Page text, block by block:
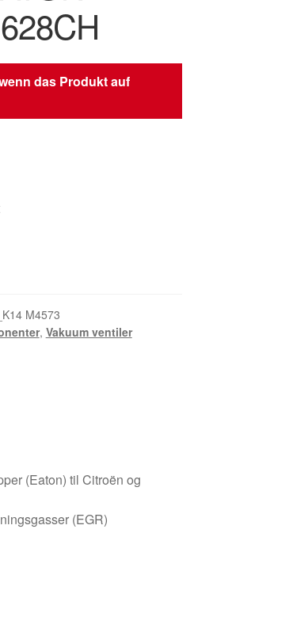
das Produkt auf
M4573
, Vakuum ventiler
(Eaton) til Citroën og
(EGR)